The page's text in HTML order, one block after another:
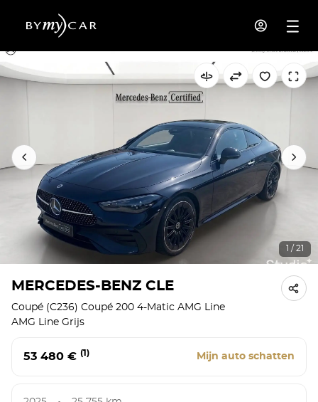
1 / 21
MERCEDES-BENZ CLE
Coupé (C236) Coupé 200 4-Matic AMG Line
AMG Line Grijs
53 480 € (1) Mijn auto schatten